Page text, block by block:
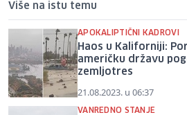
Više na istu temu
APOKALIPTIČNI KADROVI
Haos u Kaliforniji:
američku državu
zemljotres
21.08.2023. u 06:37
VANREDNO STANJE